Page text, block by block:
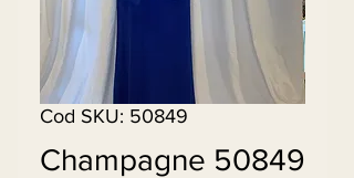
Cod SKU: 50849
Champagne 50849